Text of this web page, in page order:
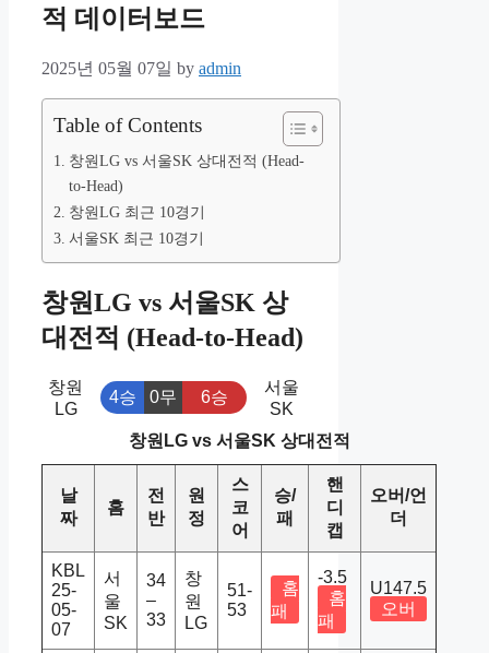
적 데이터보드
2025년 05월 07일 by admin
Table of Contents
창원LG vs 서울SK 상대전적 (Head-
to-Head)
창원LG 최근 10경기
서울SK 최근 10경기
창원LG vs 서울SK 상
대전적 (Head-to-Head)
창원
LG
4승 0무 6승
서울
SK
창원LG vs 서울SK 상대전적
날
짜
홈
전
반
원
정
스
코
어
승/
패
핸
디
캡
오버/언
더
KBL
25-
05-
07
서
울
SK
34
–
33
창
원
LG
51-
53
홈
패
-3.5
홈
패
U147.5
오버